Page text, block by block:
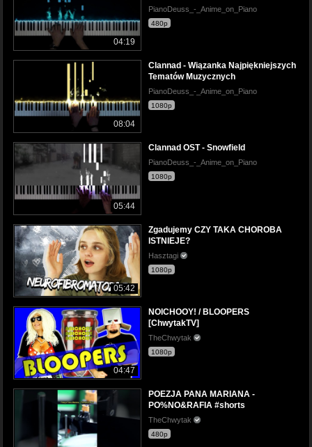
04:19
PianoDeuss_-_Anime_on_Piano
480p
08:04
Clannad - Wiązanka Najpiękniejszych
Tematów Muzycznych
PianoDeuss_-_Anime_on_Piano
1080p
05:44
Clannad OST - Snowfield
PianoDeuss_-_Anime_on_Piano
1080p
05:42
Zgadujemy CZY TAKA CHOROBA
ISTNIEJE?
Hasztagi
1080p
04:47
NOICHOOY! / BLOOPERS
[ChwytakTV]
TheChwytak
1080p
POEZJA PANA MARIANA -
PO%NO&RAFIA #shorts
TheChwytak
480p